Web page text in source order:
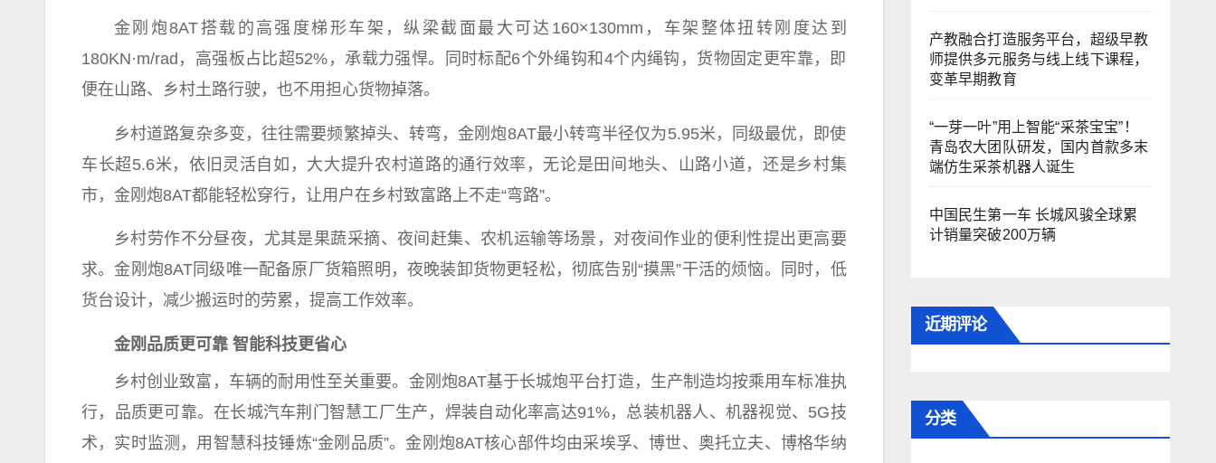
金刚炮8AT搭载的高强度梯形车架，纵梁截面最大可达160×130mm，车架整体扭转刚度达到
180KN·m/rad，高强板占比超52%，承载力强悍。同时标配6个外绳钩和4个内绳钩，货物固定更牢靠，即
便在山路、乡村土路行驶，也不用担心货物掉落。
乡村道路复杂多变，往往需要频繁掉头、转弯，金刚炮8AT最小转弯半径仅为5.95米，同级最优，即使
车长超5.6米，依旧灵活自如， 大大提升农村道路的通行效率，无论是田间地头、山路小道，还是乡村集
市，金刚炮8AT都能轻松穿行，让用户在乡村致富路上不走“弯路”。
乡村劳作不分昼夜，尤其是果蔬采摘、夜间赶集、农机运输等场景，对夜间作业的便利性提出 更高要
求。金刚炮8AT同级唯一配备原厂货箱照明，夜晚装卸货物更轻松，彻底告别“摸黑”干活的烦恼。同时，低
货台设计，减少搬运时的劳累，提高工作效率。
金刚品质更可靠 智能科技更省心
乡村创业致富 ，车辆的耐用性至关重要。金刚炮8AT基于长城炮平台打造，生产制造均按乘用车标准执
行，品质更可靠。在长城汽车荆门智慧工厂生产，焊装自动化率高达91%， 总装机器人、机器视觉、5G技
术，实时监测，用智慧科技锤炼“金刚品质”。金刚炮8AT核心部件均由采埃孚、博世、奥托立夫、博格华纳
产教融合打造服务平台，超级早教
师提供多元服务与线上线下课程，
变革早期教育
“一芽一叶”用上智能“采茶宝宝”！
青岛农大团队研发，国内首款多末
端仿生采茶机器人诞生
中国民生第一车 长城风骏全球累
计销量突破200万辆
近期评论
分类